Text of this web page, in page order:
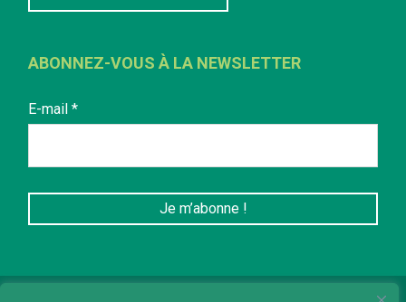
ABONNEZ-VOUS À LA NEWSLETTER
E-mail *